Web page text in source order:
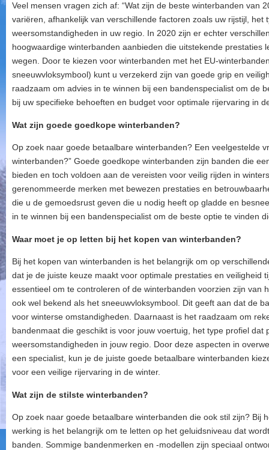
Veel mensen vragen zich af: “Wat zijn de beste winterbanden van
variëren, afhankelijk van verschillende factoren zoals uw rijstijl, het
weersomstandigheden in uw regio. In 2020 zijn er echter
hoogwaardige winterbanden aanbieden die uitstekende prestaties
wegen. Door te kiezen voor winterbanden met het EU-
sneeuwvloksymbool) kunt u verzekerd zijn van goede grip en
raadzaam om advies in te winnen bij een bandenspecialist om de
bij uw specifieke behoeften en budget voor optimale rijervaring in
Wat zijn goede goedkope winterbanden?
Op zoek naar goede betaalbare winterbanden? Een veelgestelde
winterbanden?” Goede goedkope winterbanden zijn banden die
bieden en toch voldoen aan de vereisten voor veilig rijden in
gerenommeerde merken met bewezen prestaties en
die u de gemoedsrust geven die u nodig heeft op gladde en
in te winnen bij een bandenspecialist om de beste optie te vinden
Waar moet je op letten bij het kopen van winterbanden?
Bij het kopen van winterbanden is het belangrijk om op
dat je de juiste keuze maakt voor optimale prestaties en veiligheid
essentieel om te controleren of de winterbanden voorzien zijn van
ook wel bekend als het sneeuwvloksymbool. Dit geeft aan dat de
voor winterse omstandigheden. Daarnaast is het raadzaam om
bandenmaat die geschikt is voor jouw voertuig, het type profiel dat
weersomstandigheden in jouw regio. Door deze aspecten in
een specialist, kun je de juiste goede betaalbare winterbanden
voor een veilige rijervaring in de winter.
Wat zijn de stilste winterbanden?
Op zoek naar goede betaalbare winterbanden die ook stil zijn? Bij
werking is het belangrijk om te letten op het geluidsniveau dat
banden. Sommige bandenmerken en -modellen zijn speciaal